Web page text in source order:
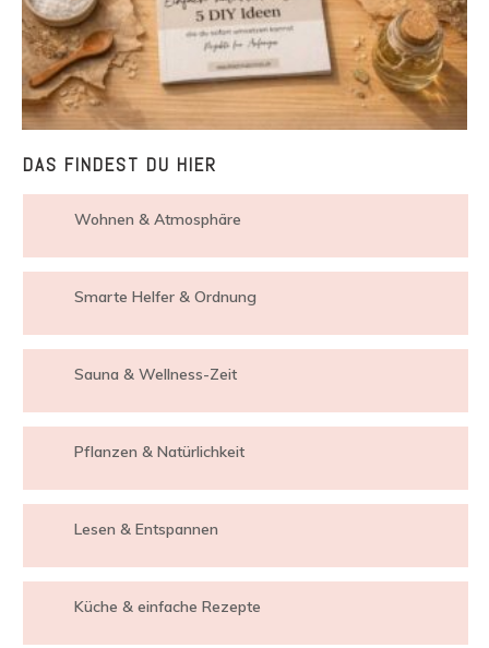
DAS FINDEST DU HIER
Wohnen & Atmosphäre
Smarte Helfer & Ordnung
Sauna & Wellness-Zeit
Pflanzen & Natürlichkeit
Lesen & Entspannen
Küche & einfache Rezepte